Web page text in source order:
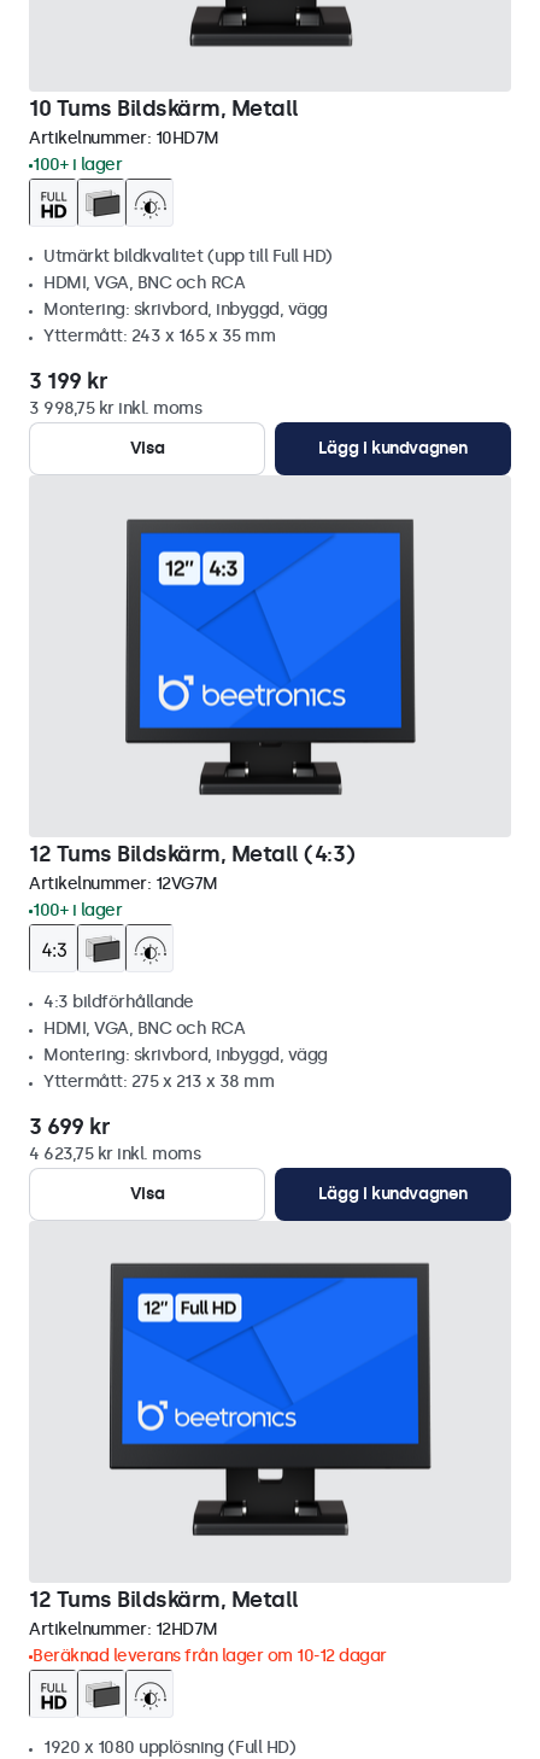
10 Tums Bildskärm, Metall
Artikelnummer: 10HD7M
100+ i lager
Utmärkt bildkvalitet (upp till Full HD)
HDMI, VGA, BNC och RCA
Montering: skrivbord, inbyggd, vägg
Yttermått: 243 x 165 x 35 mm
3 199 kr
3 998,75 kr inkl. moms
Visa
Lägg i kundvagnen
12 Tums Bildskärm, Metall (4:3)
Artikelnummer: 12VG7M
100+ i lager
4:3 bildförhållande
HDMI, VGA, BNC och RCA
Montering: skrivbord, inbyggd, vägg
Yttermått: 275 x 213 x 38 mm
3 699 kr
4 623,75 kr inkl. moms
Visa
Lägg i kundvagnen
12 Tums Bildskärm, Metall
Artikelnummer: 12HD7M
Beräknad leverans från lager om 10-12 dagar
1920 x 1080 upplösning (Full HD)